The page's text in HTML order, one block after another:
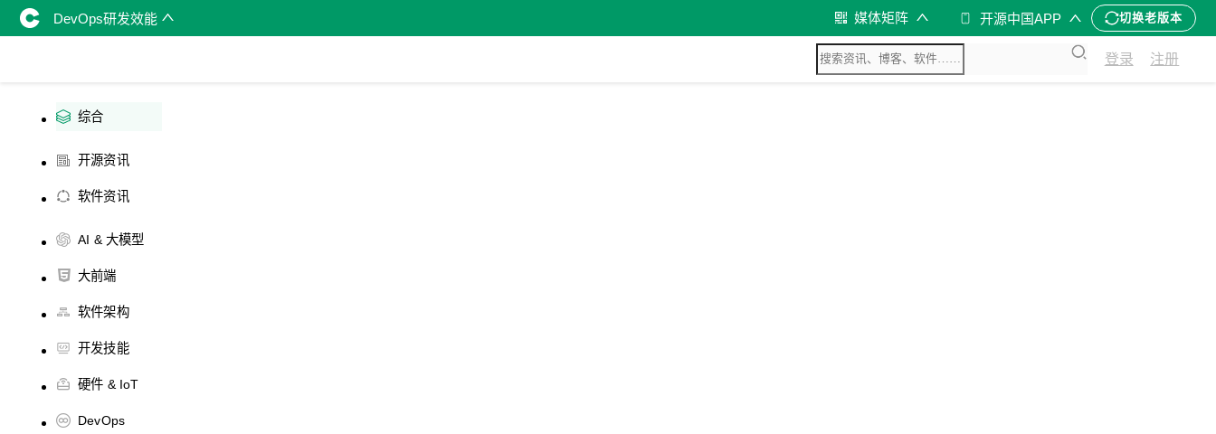
DevOps研发效能 媒体矩阵 开源中国APP 切换老版本
登录 注册
综合
开源资讯
软件资讯
AI & 大模型
大前端
软件架构
开发技能
硬件 & IoT
DevOps